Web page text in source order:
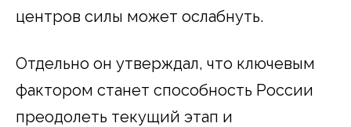
центров силы может ослабнуть.
Отдельно он утверждал, что ключевым
фактором станет способность России
преодолеть текущий этап и